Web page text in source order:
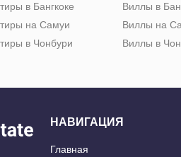
в Бангкоке
на Самуи
в Чонбури
Виллы в
Виллы на
Виллы в
НАВИГАЦИЯ
Главная